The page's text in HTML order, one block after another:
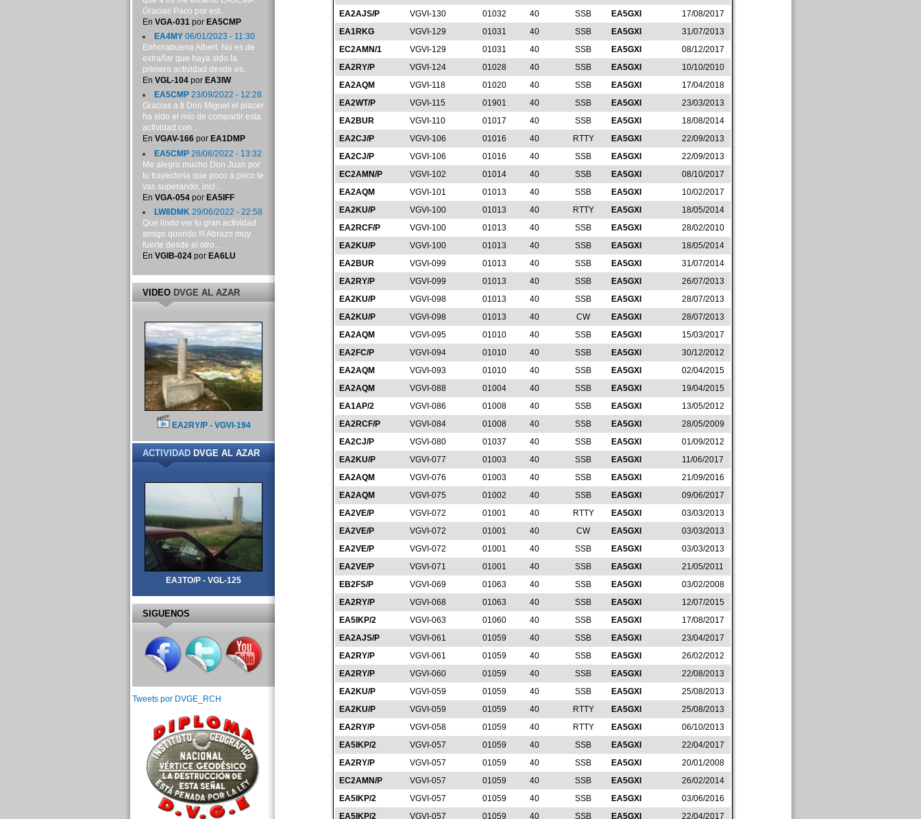
EA2AJS/P
VGVI-130 01032 40 SSB EA5GXI
17/08/2017
EA1RKG
VGVI-129 01031 40 SSB EA5GXI
31/07/2013
EC2AMN/1
VGVI-129 01031 40 SSB EA5GXI
08/12/2017
EA2RY/P
VGVI-124 01028 40 SSB EA5GXI
10/10/2010
EA2AQM
VGVI-118 01020 40 SSB EA5GXI
17/04/2018
EA2WT/P
VGVI-115 01901 40 SSB EA5GXI
23/03/2013
EA2BUR
VGVI-110 01017 40 SSB EA5GXI
18/08/2014
EA2CJ/P
VGVI-106 01016 40 RTTY EA5GXI
22/09/2013
EA2CJ/P
VGVI-106 01016 40 SSB EA5GXI
22/09/2013
EC2AMN/P
VGVI-102 01014 40 SSB EA5GXI
08/10/2017
EA2AQM
VGVI-101 01013 40 SSB EA5GXI
10/02/2017
EA2KU/P
VGVI-100 01013 40 RTTY EA5GXI
18/05/2014
EA2RCF/P
VGVI-100 01013 40 SSB EA5GXI
28/02/2010
EA2KU/P
VGVI-100 01013 40 SSB EA5GXI
18/05/2014
EA2BUR
VGVI-099 01013 40 SSB EA5GXI
31/07/2014
EA2RY/P
VGVI-099 01013 40 SSB EA5GXI
26/07/2013
EA2KU/P
VGVI-098 01013 40 SSB EA5GXI
28/07/2013
EA2KU/P
VGVI-098 01013 40 CW EA5GXI
28/07/2013
EA2AQM
VGVI-095 01010 40 SSB EA5GXI
15/03/2017
EA2FC/P
VGVI-094 01010 40 SSB EA5GXI
30/12/2012
EA2AQM
VGVI-093 01010 40 SSB EA5GXI
02/04/2015
EA2AQM
VGVI-088 01004 40 SSB EA5GXI
19/04/2015
EA1AP/2
VGVI-086 01008 40 SSB EA5GXI
13/05/2012
EA2RCF/P
VGVI-084 01008 40 SSB EA5GXI
28/05/2009
EA2CJ/P
VGVI-080 01037 40 SSB EA5GXI
01/09/2012
EA2KU/P
VGVI-077 01003 40 SSB EA5GXI
11/06/2017
EA2AQM
VGVI-076 01003 40 SSB EA5GXI
21/09/2016
EA2AQM
VGVI-075 01002 40 SSB EA5GXI
09/06/2017
EA2VE/P
VGVI-072 01001 40 RTTY EA5GXI
03/03/2013
EA2VE/P
VGVI-072 01001 40 CW EA5GXI
03/03/2013
EA2VE/P
VGVI-072 01001 40 SSB EA5GXI
03/03/2013
EA2VE/P
VGVI-071 01001 40 SSB EA5GXI
21/05/2011
EB2FS/P
VGVI-069 01063 40 SSB EA5GXI
03/02/2008
EA2RY/P
VGVI-068 01063 40 SSB EA5GXI
12/07/2015
EA5IKP/2
VGVI-063 01060 40 SSB EA5GXI
17/08/2017
EA2AJS/P
VGVI-061 01059 40 SSB EA5GXI
23/04/2017
EA2RY/P
VGVI-061 01059 40 SSB EA5GXI
26/02/2012
EA2RY/P
VGVI-060 01059 40 SSB EA5GXI
22/08/2013
EA2KU/P
VGVI-059 01059 40 SSB EA5GXI
25/08/2013
EA2KU/P
VGVI-059 01059 40 RTTY EA5GXI
25/08/2013
EA2RY/P
VGVI-058 01059 40 RTTY EA5GXI
06/10/2013
EA5IKP/2
VGVI-057 01059 40 SSB EA5GXI
22/04/2017
EA2RY/P
VGVI-057 01059 40 SSB EA5GXI
20/01/2008
EC2AMN/P
VGVI-057 01059 40 SSB EA5GXI
26/02/2014
EA5IKP/2
VGVI-057 01059 40 SSB EA5GXI
03/06/2016
EA5IKP/2
VGVI-057 01059 40 SSB EA5GXI 22/04/2017
Gracias Paco por est...
En VGA-031 por EA5CMP
EA4MY06/01/2023 - 11:30
Enhorabuena Albert. No es de
extrañar que haya sido la
primera actividad desde es...
En VGL-104por EA3IW
EA5CMP23/09/2022 - 12:28
Gracias a ti Don Miguel el placer
ha sido el mío de compartir esta
actividad con ...
En VGAV-166por EA1DMP
EA5CMP26/08/2022 - 13:32
Me alegro mucho Don Juan por
tu trayectoria que poco a poco te
vas superando, incl...
En VGA-054por EA5IFF
LW8DMK29/06/2022 - 22:58
Que lindo ver tu gran actividad
amigo querido !!! Abrazo muy
fuerte desde el otro...
En VGIB-024por EA6LU
VIDEODVGE AL AZAR
EA2RY/P - VGVI-194
ACTIVIDADDVGE AL AZAR
EA3TO/P - VGL-125
SIGUENOS
Tweets por DVGE_RCH